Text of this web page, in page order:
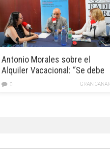
Antonio Morales sobre el
Alquiler Vacacional: “Se debe
buscar el mayor consenso”
GRAN
0